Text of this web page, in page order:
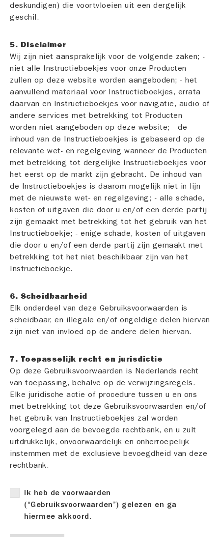
deskundigen) die voortvloeien uit een dergelijk
geschil.
5. Disclaimer
Wij zijn niet aansprakelijk voor de volgende zaken; -
niet alle Instructieboekjes voor onze Producten
zullen op deze website worden aangeboden; - het
aanvullend materiaal voor Instructieboekjes, errata
daarvan en Instructieboekjes voor navigatie, audio of
andere services met betrekking tot Producten
worden niet aangeboden op deze website; - de
inhoud van de Instructieboekjes is gebaseerd op de
relevante wet- en regelgeving wanneer de Producten
met betrekking tot dergelijke Instructieboekjes voor
het eerst op de markt zijn gebracht. De inhoud van
de Instructieboekjes is daarom mogelijk niet in lijn
met de nieuwste wet- en regelgeving; - alle schade,
kosten of uitgaven die door u en/of een derde partij
zijn gemaakt met betrekking tot het gebruik van het
Instructieboekje; - enige schade, kosten of uitgaven
die door u en/of een derde partij zijn gemaakt met
betrekking tot het niet beschikbaar zijn van het
Instructieboekje.
6. Scheidbaarheid
Elk onderdeel van deze Gebruiksvoorwaarden is
scheidbaar, en illegale en/of ongeldige delen hiervan
zijn niet van invloed op de andere delen hiervan.
7. Toepasselijk recht en jurisdictie
Op deze Gebruiksvoorwaarden is Nederlands recht
van toepassing, behalve op de verwijzingsregels.
Elke juridische actie of procedure tussen u en ons
met betrekking tot deze Gebruiksvoorwaarden en/of
het gebruik van Instructieboekjes zal worden
voorgelegd aan de bevoegde rechtbank, en u zult
uitdrukkelijk, onvoorwaardelijk en onherroepelijk
instemmen met de exclusieve bevoegdheid van deze
rechtbank.
Ik heb de voorwaarden
(“Gebruiksvoorwaarden”) gelezen en ga
hiermee akkoord.